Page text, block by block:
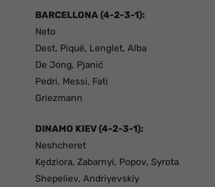
BARCELLONA (4-2-3-1):
Neto
Dest, Piqué, Lenglet, Alba
De Jong, Pjanić
Pedri, Messi, Fati
Griezmann
DINAMO KIEV (4-2-3-1):
Neshcheret
Kędziora, Zabarnyi, Popov, Syrota
Shepeliev, Andriyevskiy